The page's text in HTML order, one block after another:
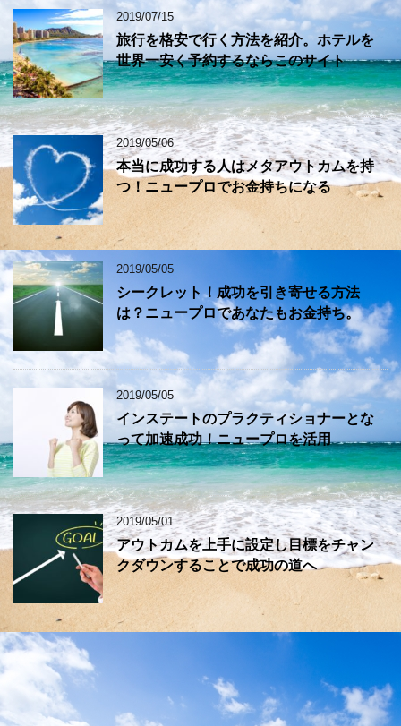
2019/07/15
旅行を格安で行く方法を紹介。ホテルを
世界一安く予約するならこのサイト
2019/05/06
本当に成功する人はメタアウトカムを持
つ！ニュープロでお金持ちになる
2019/05/05
シークレット！成功を引き寄せる方法
は？ニュープロであなたもお金持ち。
2019/05/05
インステートのプラクティショナーとな
って加速成功！ニュープロを活用
2019/05/01
アウトカムを上手に設定し目標をチャン
クダウンすることで成功の道へ